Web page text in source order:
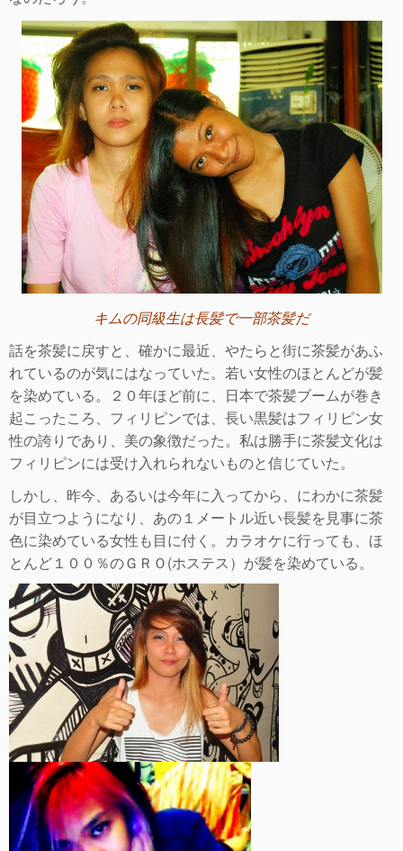
キムの同級生は長髪で一部茶髪だ
話を茶髪に戻すと、確かに最近、やたらと街に茶髪があふ
れているのが気にはなっていた。若い女性のほとんどが髪
を染めている。２０年ほど前に、日本で茶髪ブームが巻き
起こったころ、フィリピンでは、長い黒髪はフィリピン女
性の誇りであり、美の象徴だった。私は勝手に茶髪文化は
フィリピンには受け入れられないものと信じていた。
しかし、昨今、あるいは今年に入ってから、にわかに茶髪
が目立つようになり、あの１メートル近い長髪を見事に茶
色に染めている女性も目に付く。カラオケに行っても、ほ
とんど１００％のＧＲＯ(ホステス）が髪を染めている。